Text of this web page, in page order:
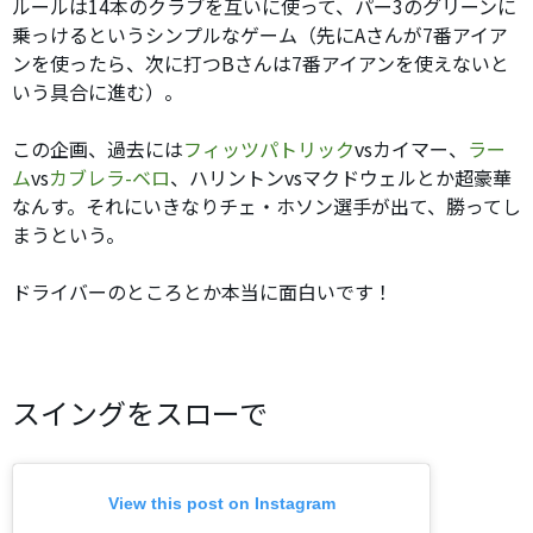
ルールは14本のクラブを互いに使って、パー3のグリーンに
乗っけるというシンプルなゲーム（先にAさんが7番アイア
ンを使ったら、次に打つBさんは7番アイアンを使えないと
いう具合に進む）。
この企画、過去にはフィッツパトリックvsカイマー、 ラー
ムvsカブレラ-ベロ、ハリントンvsマクドウェルとか超豪華
なんす。それにいきなりチェ・ホソン選手が出て、勝ってし
まうという。
ドライバーのところとか本当に面白いです！
スイングをスローで
View this post on Instagram